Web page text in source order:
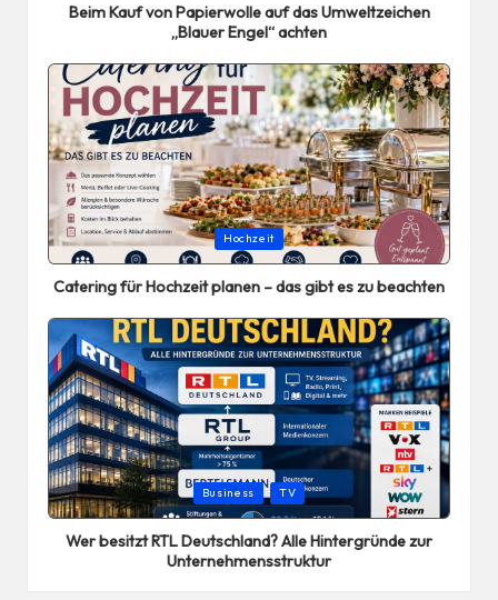
Beim Kauf von Papierwolle auf das Umweltzeichen
„Blauer Engel“ achten
Posted
in
Hochzeit
Catering für Hochzeit planen – das gibt es zu beachten
Posted
in
Business TV
Wer besitzt RTL Deutschland? Alle Hintergründe zur
Unternehmensstruktur